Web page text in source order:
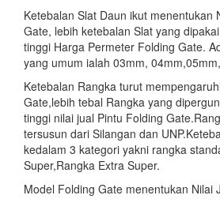
Ketebalan Slat Daun ikut menentukan
Gate, lebih ketebalan Slat yang
tinggi Harga Permeter Folding Gate.
yang umum ialah 03mm,
Ketebalan Rangka turut
Gate,lebih tebal Rangka yang
tinggi nilai jual Pintu Folding
tersusun dari Silangan dan
kedalam 3 kategori yakni rangka
Super,Rangka Extra Super.
Model Folding Gate menentukan Nilai